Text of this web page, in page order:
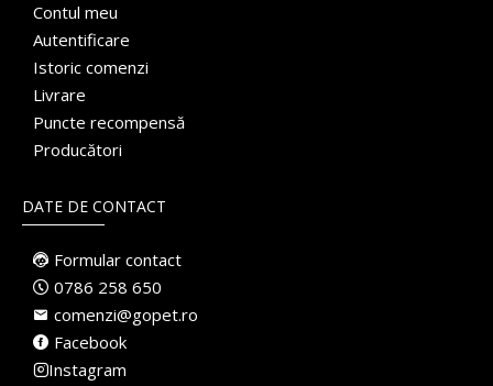
Contul meu
Autentificare
Istoric comenzi
Livrare
Puncte recompensă
Producători
DATE DE CONTACT
Formular contact
0786 258 650
comenzi@gopet.ro
Facebook
Instagram